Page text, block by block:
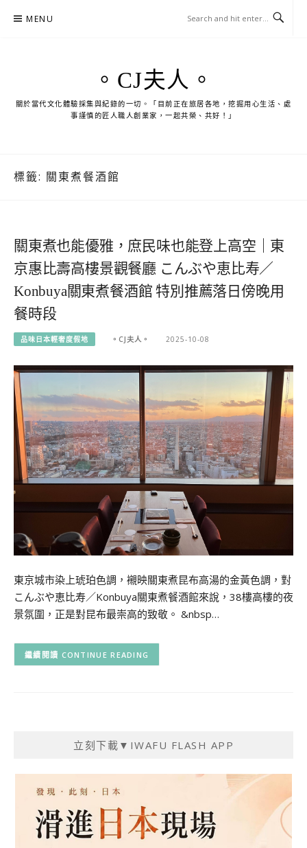
MENU
。CJ夫人。
關於當代文化體驗採集與紀錄的一切。「目前正在旅居各地，挖掘用心生活、處
事謹慎的匠人職人創業家，一起共榮、共好！」
標籤: 關東煮餐酒館
關東煮也能優雅，庶民味也能登上高空｜東
京惠比壽高樓景觀餐廳 こんぶや恵比寿／
Konbuya關東煮餐酒館 特別推薦落日傍晚用
餐時段
品味日本輕奢度假地 。CJ夫人。 2025-10-08
東京城市染上琥珀色調，襯映關東煮昆布高湯的金黃色調，對
こんぶや恵比寿／Konbuya關東煮餐酒館來說，38樓高樓的夜
景氛圍，正是對昆布最崇高的致敬。 &nbsp…
CONTINUE READING
立刻下載▼IWAFU FLASH APP